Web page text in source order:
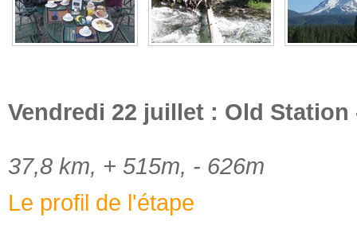
Vendredi 22 juillet : Old Station
37,8 km, + 515m, - 626m
Le profil de l'étape